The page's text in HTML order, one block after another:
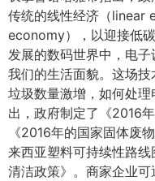
传统的线性经济（linear
economy），以迎接低
发展的数码世界中，电
我们的生活面貌。这场
垃圾数量激增，如何处
出，政府制定了《2016
《2016年的国家固体废
来西亚塑料可持续性路
清洁政策》。商家企业